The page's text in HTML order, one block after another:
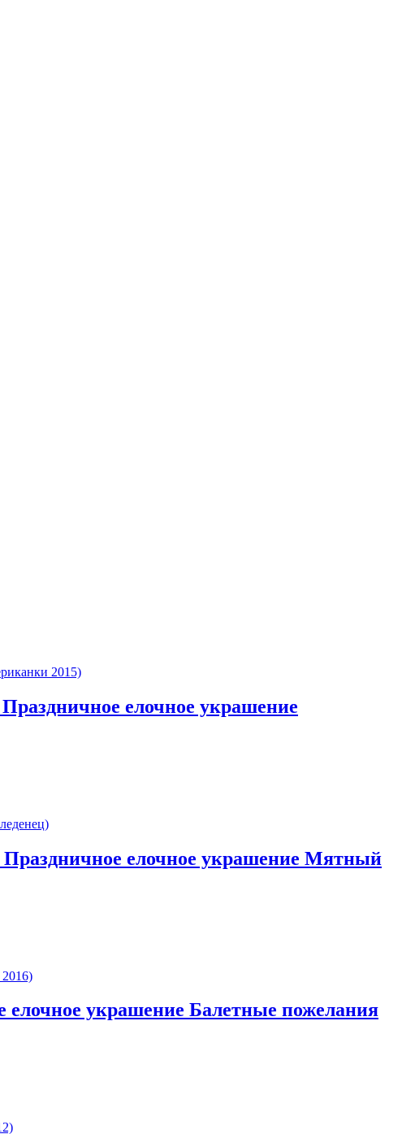
елочное украшение
елочное украшение Мятный
украшение Балетные пожелания